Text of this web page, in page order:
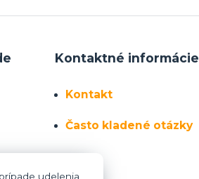
Kontaktné informácie
Kontakt
Často kladené otázky
udelenia